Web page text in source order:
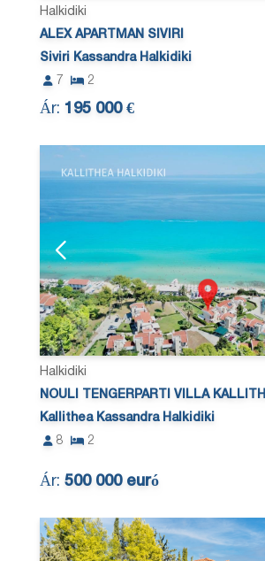
Halkidiki
ALEX APARTMAN SIVIRI
Siviri Kassandra Halkidiki
7
2
Ár: 195 000 €
Halkidiki
NOULI TENGERPARTI VILLA
Kallithea Kassandra Halkidiki
8
2
Ár:500 000 euró